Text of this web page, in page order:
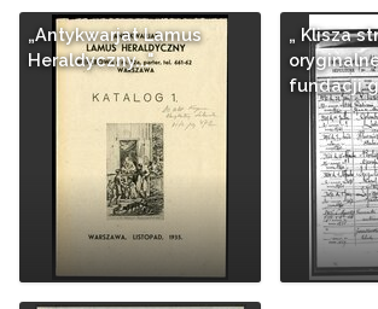
„Antykwarjat Lamus
Heraldyczny..."
„ Klisza
fundacji